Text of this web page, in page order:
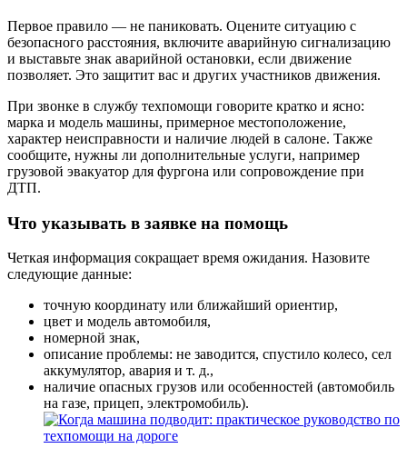
Первое правило — не паниковать. Оцените ситуацию с
безопасного расстояния, включите аварийную сигнализацию
и выставьте знак аварийной остановки, если движение
позволяет. Это защитит вас и других участников движения.
При звонке в службу техпомощи говорите кратко и ясно:
марка и модель машины, примерное местоположение,
характер неисправности и наличие людей в салоне. Также
сообщите, нужны ли дополнительные услуги, например
грузовой эвакуатор для фургона или сопровождение при
ДТП.
Что указывать в заявке на помощь
Четкая информация сокращает время ожидания. Назовите
следующие данные:
точную координату или ближайший ориентир,
цвет и модель автомобиля,
номерной знак,
описание проблемы: не заводится, спустило колесо, сел
аккумулятор, авария и т. д.,
наличие опасных грузов или особенностей (автомобиль
на газе, прицеп, электромобиль).